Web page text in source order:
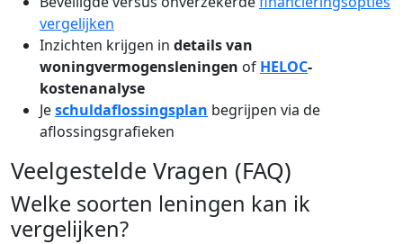
vergelijken
Inzichten krijgen in details van
woningvermogensleningen of HELOC-
kostenanalyse
Jeschuldaflossingsplan begrijpen via de
aflossingsgrafieken
Veelgestelde Vragen (FAQ)
Welke soorten leningen kan ik
vergelijken?